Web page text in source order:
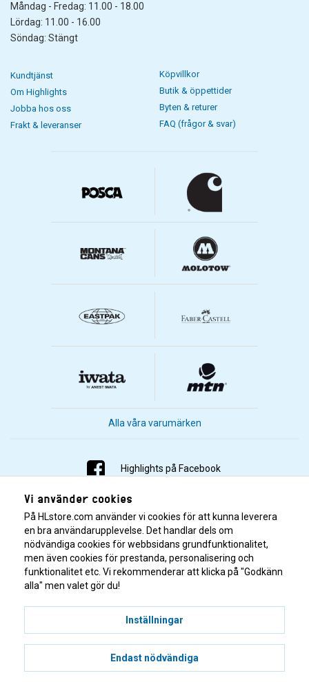
Måndag - Fredag: 11.00 - 18.00
Lördag: 11.00 - 16.00
Söndag: Stängt
Kundtjänst
Om Highlights
Jobba hos oss
Frakt & leveranser
Köpvillkor
Butik & öppettider
Byten & returer
FAQ (frågor & svar)
Alla våra varumärken
Highlights på Facebook
Highlights på Instagram
Highlights på Youtube
Highlights på Tiktok
© 2001–2026 Highlights/KR Distribution AB.
Vi använder cookies
På HLstore.com använder vi cookies för att kunna leverera
en bra användarupplevelse. Det handlar dels om
nödvändiga cookies för webbsidans grundfunktionalitet,
men även cookies för prestanda, personalisering och
funktionalitet etc. Vi rekommenderar att klicka på "Godkänn
alla" men valet gör du!
Inställningar
Endast nödvändiga